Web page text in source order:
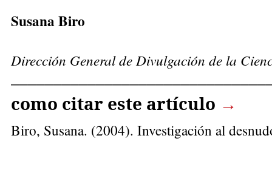
Susana Biro
Dirección General de Divulgación de la
como citar este artículo →
Biro, Susana. (2004). Investigación al